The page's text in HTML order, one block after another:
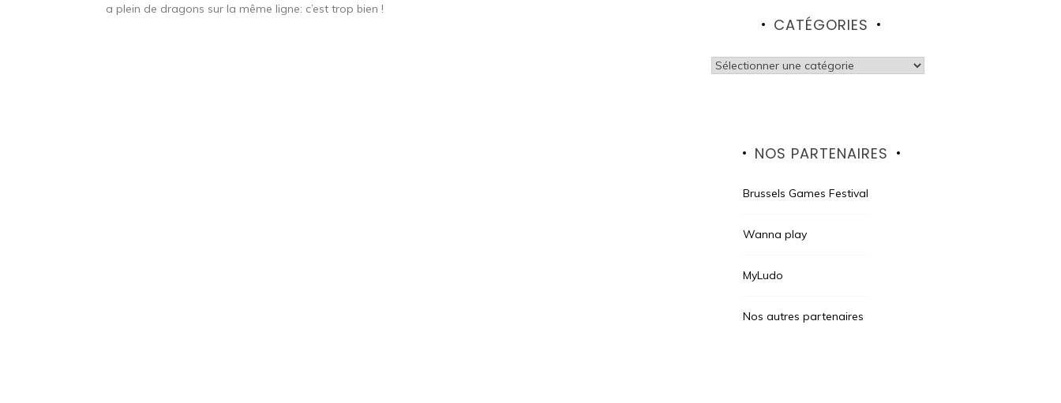
a plein de dragons sur la même ligne: c’est trop bien !
CATÉGORIES
Catégories
NOS PARTENAIRES
Brussels Games Festival
Wanna play
MyLudo
Nos autres partenaires